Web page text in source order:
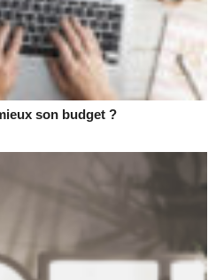
son budget ?